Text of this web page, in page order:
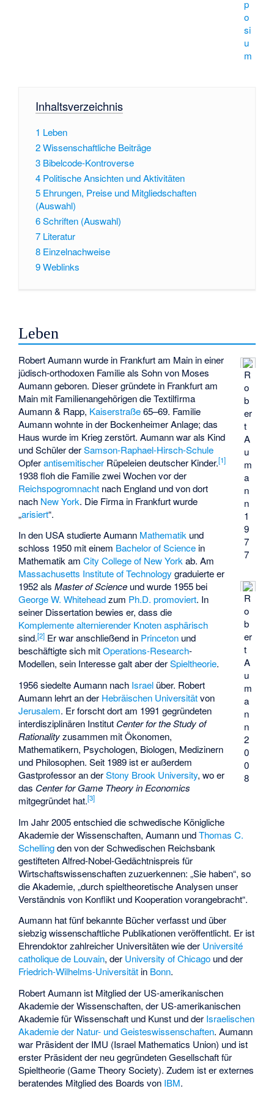
p
o
si
u
m
Inhaltsverzeichnis
1 Leben
2Wissenschaftliche Beiträge
3 Bibelcode-Kontroverse
4 Politische Ansichten und Aktivitäten
5 Ehrungen, Preise und Mitgliedschaften
(Auswahl)
6Schriften (Auswahl)
7 Literatur
8 Einzelnachweise
9Weblinks
Leben
R
o
b
er
t
A
u
m
a
n
n
1
9
7
7
R
o
b
er
t
A
u
m
a
n
n
2
0
0
8
Robert Aumann wurde in Frankfurt am Main in einer
jüdisch-orthodoxen Familie als Sohn von Moses
Aumann geboren. Dieser gründete in Frankfurt am
Main mit Familienangehörigen die Textilfirma
Aumann & Rapp, Kaiserstraße65–69. Familie
Aumann wohnte in der Bockenheimer Anlage; das
Haus wurde im Krieg zerstört. Aumann war als Kind
und Schüler derSamson-Raphael-Hirsch-Schule
Opferantisemitischer Rüpeleien deutscher Kinder.[1]
1938 floh die Familie zwei Wochen vor der
Reichspogromnacht nach England und von dort
nach New York. Die Firma in Frankfurt wurde
„arisiert“.
In den USA studierte Aumann Mathematik und
schloss 1950 mit einem Bachelor of Science in
Mathematik amCity College of New Yorkab. Am
Massachusetts Institute of Technology graduierte er
1952 alsMaster of Science und wurde 1955 bei
George W. Whiteheadzum Ph.D. promoviert. In
seiner Dissertation bewies er, dass die
Komplemente alternierender Knoten asphärisch
sind.[2] Er war anschließend in Princeton und
beschäftigte sich mitOperations-Research-
Modellen, sein Interesse galt aber derSpieltheorie.
1956 siedelte Aumann nach Israel über. Robert
Aumann lehrt an der Hebräischen Universitätvon
Jerusalem. Er forscht dort am 1991 gegründeten
interdisziplinären Institut Center for the Study of
Rationalityzusammen mit Ökonomen,
Mathematikern, Psychologen, Biologen, Medizinern
und Philosophen. Seit 1989 ist er außerdem
Gastprofessor an derStony Brook University, wo er
das Center for Game Theory in Economics
mitgegründet hat.[3]
Im Jahr 2005 entschied die schwedische Königliche
Akademie der Wissenschaften, Aumann undThomas C.
Schellingden von der Schwedischen Reichsbank
gestifteten Alfred-Nobel-Gedächtnispreis für
Wirtschaftswissenschaften zuzuerkennen: „Sie haben“, so
die Akademie, „durch spieltheoretische Analysen unser
Verständnis von Konflikt und Kooperation vorangebracht“.
Aumann hat fünf bekannte Bücher verfasst und über
siebzig wissenschaftliche Publikationen veröffentlicht. Er ist
Ehrendoktor zahlreicher Universitäten wie der Université
catholique de Louvain, der University of Chicago und der
Friedrich-Wilhelms-Universität in Bonn.
Robert Aumann ist Mitglied der US-amerikanischen
Akademie der Wissenschaften, der US-amerikanischen
Akademie für Wissenschaft und Kunst und der Israelischen
Akademie der Natur- und Geisteswissenschaften. Aumann
war Präsident der IMU (Israel Mathematics Union) und ist
erster Präsident der neu gegründeten Gesellschaft für
Spieltheorie (Game Theory Society). Zudem ist er externes
beratendes Mitglied des Boards von IBM.